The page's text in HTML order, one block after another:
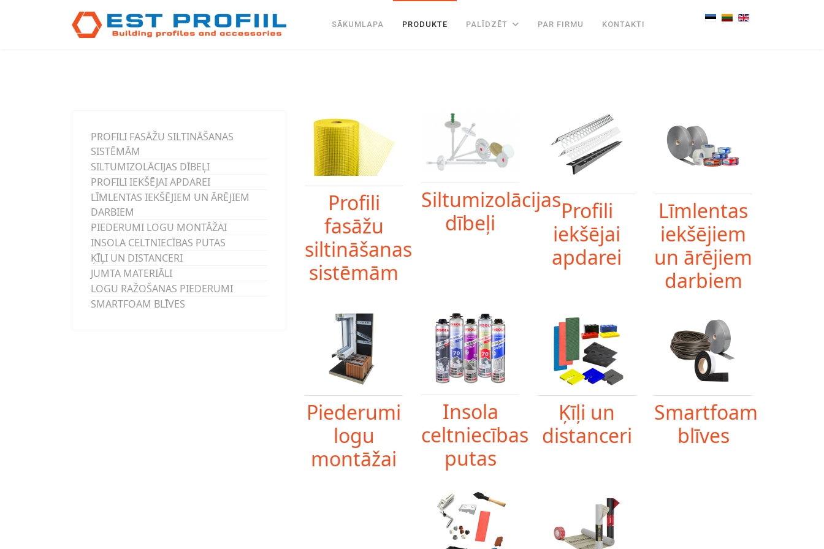
SĀKUMLAPA PRODUKTE PALĪDZĒT PAR FIRMU KONTAKTI
Select your language
PROFILI FASĀŽU SILTINĀŠANAS
SISTĒMĀM
SILTUMIZOLĀCIJAS DĪBEĻI
PROFILI IEKŠĒJAI APDAREI
LĪMLENTAS IEKŠĒJIEM UN ĀRĒJIEM
DARBIEM
PIEDERUMI LOGU MONTĀŽAI
INSOLA CELTNIECĪBAS PUTAS
ĶĪĻI UN DISTANCERI
JUMTA MATERIĀLI
LOGU RAŽOŠANAS PIEDERUMI
SMARTFOAM BLĪVES
Profili
fasāžu
siltināšanas
sistēmām
Siltumizolācijas
dībeļi
Profili
iekšējai
apdarei
Līmlentas
iekšējiem
un ārējiem
darbiem
Piederumi
logu
montāžai
Insola
celtniecības
putas
Ķīļi un
distanceri
Smartfoam
blīves